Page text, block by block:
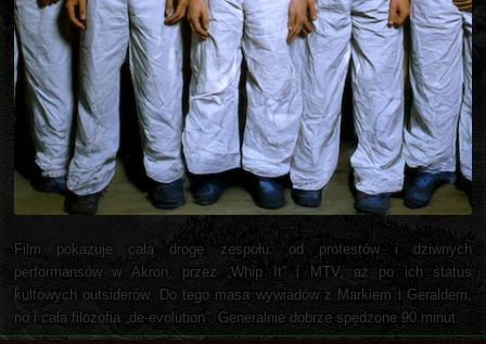
Film pokazuje całą drogę zespołu: od protestów i dziwnych
performansów w Akron, przez „Whip It” i MTV, aż po ich status
kultowych outsiderów. Do tego masa wywiadów z Markiem i Geraldem,
no i cała filozofia „de-evolution”. Generalnie dobrze spędzone 90 minut.